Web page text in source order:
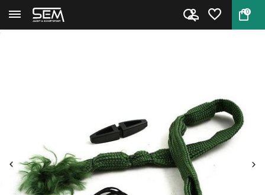
0
Terug Home Kaliber 12 BoreBlitz reiniging...